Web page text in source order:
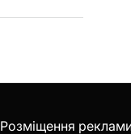
Розміщення